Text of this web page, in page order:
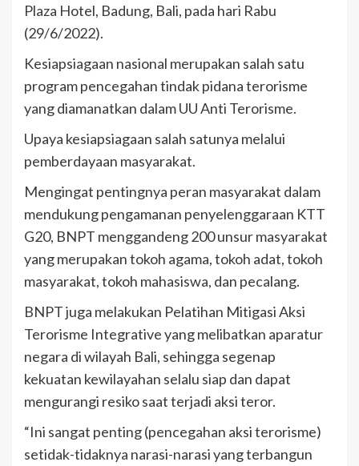
Plaza Hotel, Badung, Bali, pada hari Rabu
(29/6/2022).
Kesiapsiagaan nasional merupakan salah satu
program pencegahan tindak pidana terorisme
yang diamanatkan dalam UU Anti Terorisme.
Upaya kesiapsiagaan salah satunya melalui
pemberdayaan masyarakat.
Mengingat pentingnya peran masyarakat dalam
mendukung pengamanan penyelenggaraan KTT
G20, BNPT menggandeng 200 unsur masyarakat
yang merupakan tokoh agama, tokoh adat, tokoh
masyarakat, tokoh mahasiswa, dan pecalang.
BNPT juga melakukan Pelatihan Mitigasi Aksi
Terorisme Integrative yang melibatkan aparatur
negara di wilayah Bali, sehingga segenap
kekuatan kewilayahan selalu siap dan dapat
mengurangi resiko saat terjadi aksi teror.
“Ini sangat penting (pencegahan aksi terorisme)
setidak-tidaknya narasi-narasi yang terbangun